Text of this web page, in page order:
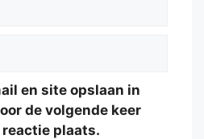
en site opslaan in
de volgende keer
plaats.